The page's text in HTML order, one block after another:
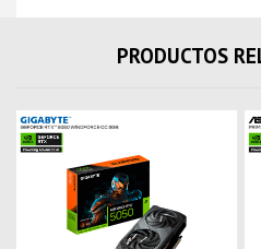
PRODUCTOS